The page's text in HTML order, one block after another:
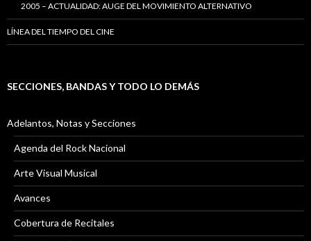
2005 – ACTUALIDAD: AUGE DEL MOVIMIENTO ALTERNATIVO
LÍNEA DEL TIEMPO DEL CINE
SECCIONES, BANDAS Y TODO LO DEMÁS
Adelantos, Notas y Secciones
Agenda del Rock Nacional
Arte Visual Musical
Avances
Cobertura de Recitales